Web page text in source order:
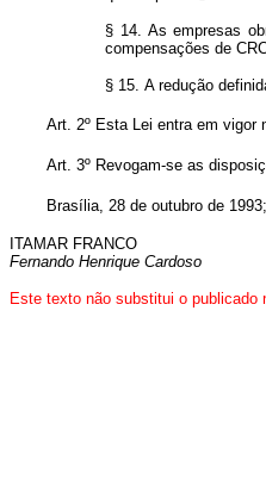
§ 14. As empresas
compensações de
§ 15. A redução
Art. 2º Esta Lei entra em vigor
Art. 3º Revogam-se as
Brasília, 28 de outubro de
ITAMAR FRANCO
Fernando Henrique Cardoso
Este texto não substitui o publicado